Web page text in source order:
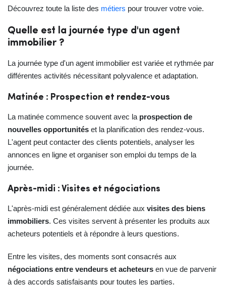
Découvrez toute la liste des métiers pour trouver votre voie.
Quelle est la journée type d'un agent
immobilier ?
La journée type d'un agent immobilier est variée et rythmée par
différentes activités nécessitant polyvalence et adaptation.
Matinée : Prospection et rendez-vous
La matinée commence souvent avec la prospection de
nouvelles opportunités et la planification des rendez-vous.
L'agent peut contacter des clients potentiels, analyser les
annonces en ligne et organiser son emploi du temps de la
journée.
Après-midi : Visites et négociations
L'après-midi est généralement dédiée aux visites des biens
immobiliers. Ces visites servent à présenter les produits aux
acheteurs potentiels et à répondre à leurs questions.
Entre les visites, des moments sont consacrés aux
négociations entre vendeurs et acheteurs en vue de parvenir
à des accords satisfaisants pour toutes les parties.